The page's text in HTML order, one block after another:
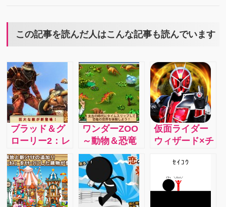
この記事を読んだ人はこんな記事も読んでいます
ブラッド＆グ
ローリー2：レ
ジェンド：あ
と少しで死ん
でしまうとい
うときに、盾
の防御がなく
ワンダーZOO
～動物＆恐竜
レスキュー
～：子供たち
にぴったりの
ほのぼのゲー
ム！目を見張
仮面ライダー
ウィザード×チ
万人が遊んで
る！迫り来る
グールや追い